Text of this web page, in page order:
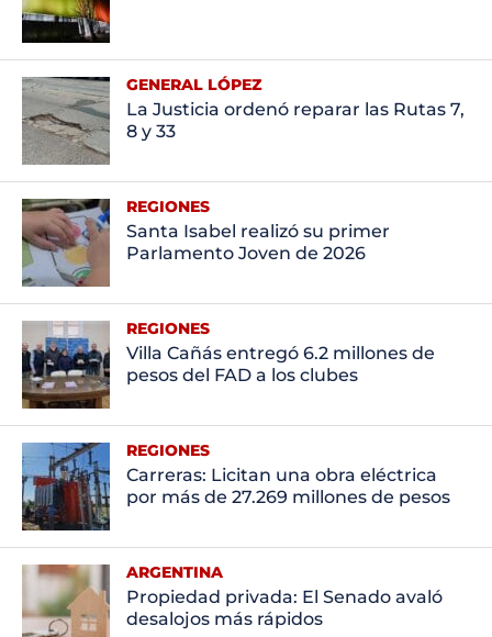
GENERAL LÓPEZ
La Justicia ordenó reparar las Rutas 7,
8 y 33
REGIONES
Santa Isabel realizó su primer
Parlamento Joven de 2026
REGIONES
Villa Cañás entregó 6.2 millones de
pesos del FAD a los clubes
REGIONES
Carreras: Licitan una obra eléctrica
por más de 27.269 millones de pesos
ARGENTINA
Propiedad privada: El Senado avaló
desalojos más rápidos